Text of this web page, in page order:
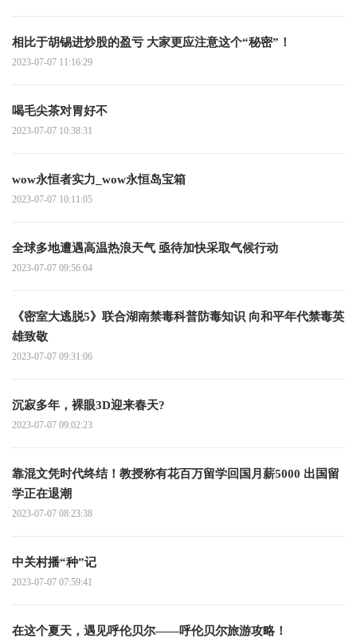
相比于胡锡进炒股的盈亏 大家更应注意这个“秘密”！
2023-07-07 11:16:29
喝毛尖茶对胃好不
2023-07-07 10:38:31
wow永恒者实力_wow永恒岛宝箱
2023-07-07 10:11:05
全球多地遭遇高温热浪天气 亟待加快采取气候行动
2023-07-07 09:56:04
《密室大逃脱5》联合湖南禁毒科普防毒知识 向和平年代禁毒英
雄致敬
2023-07-07 09:31:06
沉寂多年，裸眼3D迎来春天?
2023-07-07 09:02:23
靠混文凭时代终结！教授称有花百万留学回国月薪5000 出国留
学正在退潮
2023-07-07 08:23:38
中关村播“种”记
2023-07-07 07:59:41
在这个夏天，遇见呼伦贝尔——呼伦贝尔旅游攻略！